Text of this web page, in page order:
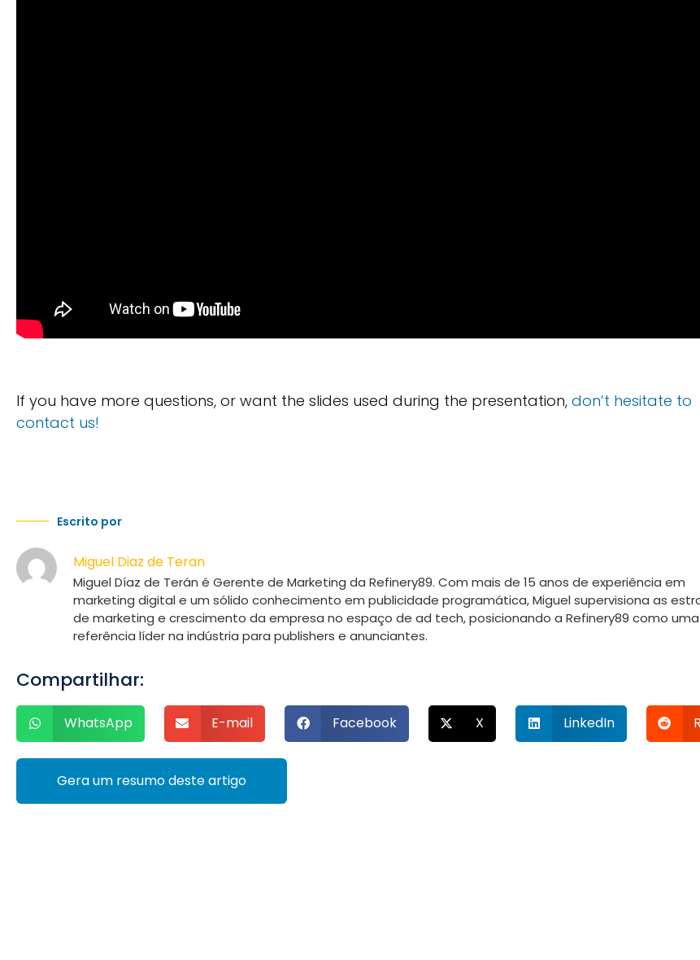
If you have more questions, or want the slides used during the presentation, don’t hesitate to
contact us!
Escrito por
Miguel Diaz de Teran
Miguel Díaz de Terán é Gerente de Marketing da Refinery89. Com mais de 15 anos de experiência em
marketing digital e um sólido conhecimento em publicidade programática, Miguel supervisiona as
de marketing e crescimento da empresa no espaço de ad tech, posicionando a Refinery89 como uma
referência líder na indústria para publishers e anunciantes.
Compartilhar:
WhatsApp E-mail Facebook X LinkedIn
Gera um resumo deste artigo